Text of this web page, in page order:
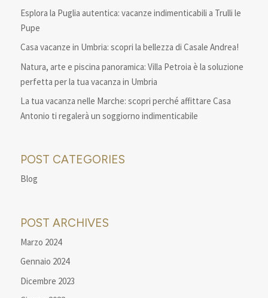
Esplora la Puglia autentica: vacanze indimenticabili a Trulli le
Pupe
Casa vacanze in Umbria: scopri la bellezza di Casale Andrea!
Natura, arte e piscina panoramica: Villa Petroia è la soluzione
perfetta per la tua vacanza in Umbria
La tua vacanza nelle Marche: scopri perché affittare Casa
Antonio ti regalerà un soggiorno indimenticabile
POST CATEGORIES
Blog
POST ARCHIVES
Marzo 2024
Gennaio 2024
Dicembre 2023